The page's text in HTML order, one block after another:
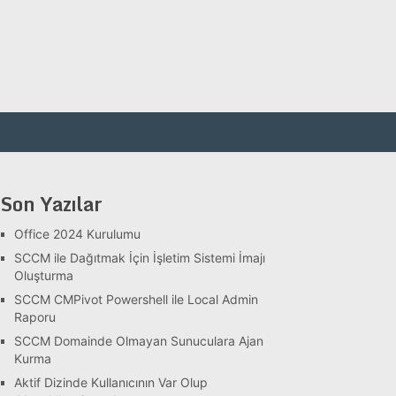
Son Yazılar
Office 2024 Kurulumu
SCCM ile Dağıtmak İçin İşletim Sistemi İmajı
Oluşturma
SCCM CMPivot Powershell ile Local Admin
Raporu
SCCM Domainde Olmayan Sunuculara Ajan
Kurma
Aktif Dizinde Kullanıcının Var Olup